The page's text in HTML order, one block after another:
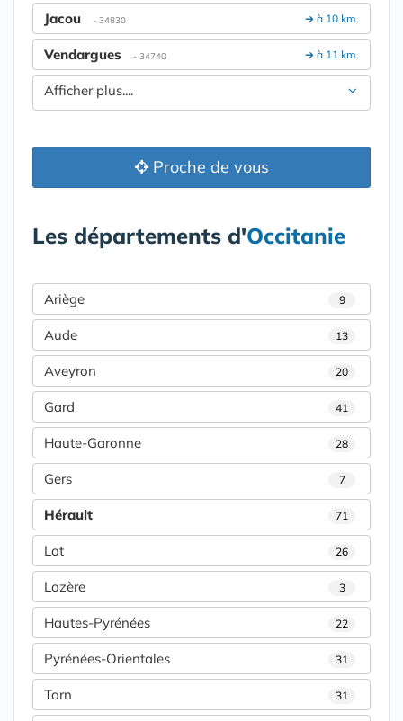
➔ à 10 km.
Jacou - 34830
➔ à 11 km.
Vendargues - 34740
Afficher plus....
Proche de vous
Les départements d'Occitanie
Ariège 9
Aude 13
Aveyron 20
Gard 41
Haute-Garonne 28
Gers 7
Hérault 71
Lot 26
Lozère 3
Hautes-Pyrénées 22
Pyrénées-Orientales 31
Tarn 31